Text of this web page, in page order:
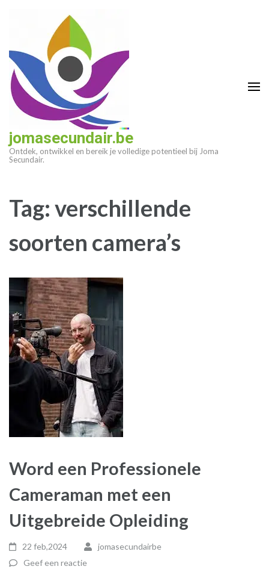
(druk
enter)
jomasecundair.be
Ontdek, ontwikkel en bereik je volledige potentieel bij Joma
Secundair.
Tag:verschillende
soorten camera’s
Word een Professionele
Cameraman met een
Uitgebreide Opleiding
22 feb,2024
jomasecundairbe
Geef een reactie